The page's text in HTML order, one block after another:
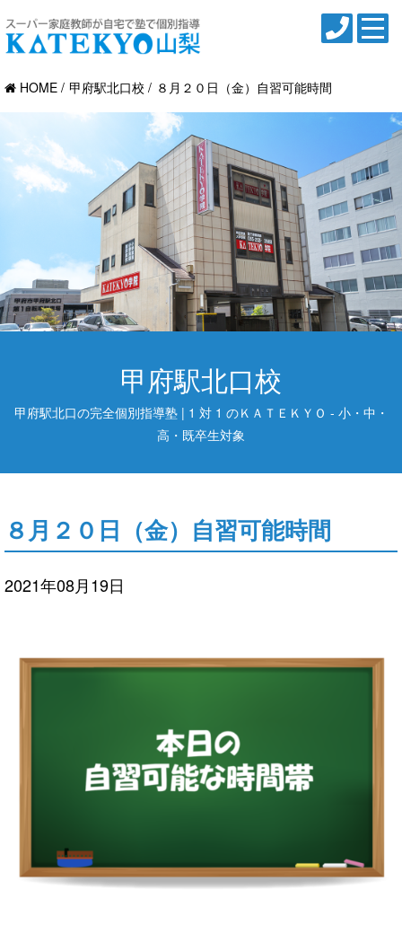
HOME 甲府駅北口校 ８月２０日（金）自習可能時間
甲府駅北口校
甲府駅北口の完全個別指導塾 | 1 対 1 のＫＡＴＥＫＹＯ - 小・中・
高・既卒生対象
８月２０日（金）自習可能時間
2021年08月19日